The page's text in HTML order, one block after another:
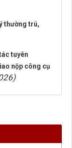
thường trú,
tuyên
nộp công cụ